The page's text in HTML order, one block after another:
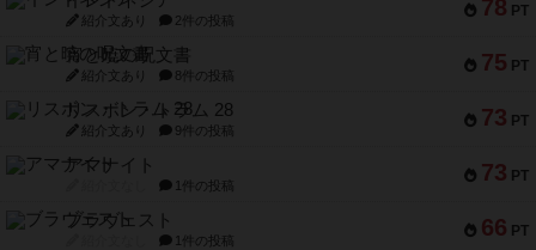
78 PT
紹介文あり 2件の投稿
75 PT
宵と暁の呪文書
紹介文あり 8件の投稿
73 PT
リスボン・トラム 28
紹介文あり 9件の投稿
73 PT
アマナイト
1件の投稿
66 PT
ブラヴェスト
1件の投稿